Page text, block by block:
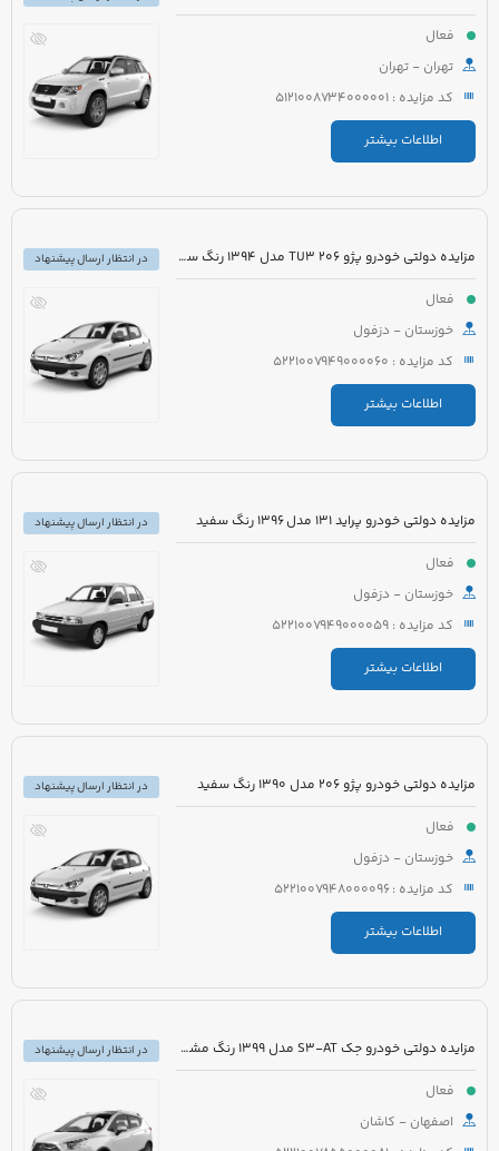
فعال
تهران - تهران
کد مزایده : 5121008734000001
اطلاعات بیشتر
مزایده دولتی خودرو پژو 206 TU3 مدل 1394 رنگ سفید
فعال
خوزستان - دزفول
کد مزایده : 5221007949000060
اطلاعات بیشتر
در انتظار ارسال پیشنهاد
مزایده دولتی خودرو پراید 131 مدل 1396 رنگ سفید
فعال
خوزستان - دزفول
کد مزایده : 5221007949000059
اطلاعات بیشتر
در انتظار ارسال پیشنهاد
مزایده دولتی خودرو پژو 206 مدل 1390 رنگ سفید
فعال
خوزستان - دزفول
کد مزایده : 5221007948000096
اطلاعات بیشتر
در انتظار ارسال پیشنهاد
مزایده دولتی خودرو جک S3-AT مدل 1399 رنگ مشکی
فعال
اصفهان - کاشان
در انتظار ارسال پیشنهاد